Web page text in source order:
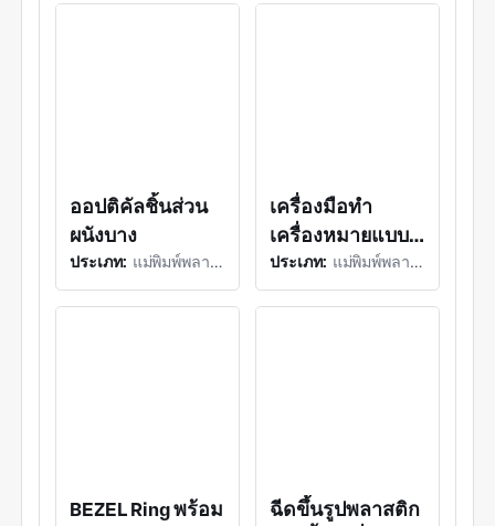
จำนวนมากผลิตภัณฑ์จำนวนมากที่ผลิตโดยชิเจีย
พลาสติกโมลด์สามารถแข่งขันกับสินค้านำเข้าบาง
รายการได้แล้วแต่มีราคาถูกกว่ามากดังนั้นชิเจีย
พลาสติกมอลด์ได้ส่งออกผลิตภัณฑ์จำนวนมากไปยัง
ประเทศและภูมิภาคอื่นๆรวมถึงได้รับเสียงตอบรับที่ดี
โรงงานของเราเพื่อเยี่ยมชมหารือความร่วมมือและ
ร่วมกันขับเคลื่อนสู่ความสำเร็จในอนาคต
ออปติคัลชิ้นส่วน
ผนังบาง
ประเภท: แม่พิมพ์พลาสติก (การฉีดขึ้นรูปพลาสติก)
เครื่องมือทำ
เครื่องหมายแบบ
ปืนพกพร้อมปืน
การตอกโลหะ
ประเภท: แม่พิมพ์พลาสติก (การฉีดขึ้นรูปพลาสติก)
BEZEL Ring พร้อม
ฉีดขึ้นรูปพลาสติก